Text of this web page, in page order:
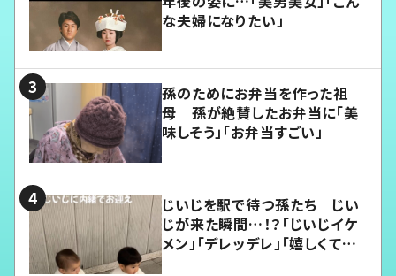
な夫婦になりたい」
孫のためにお弁当を作った祖
母 孫が絶賛したお弁当に「美
味しそう」「お弁当すごい」
じいじを駅で待つ孫たち じい
じが来た瞬間…！？「じいじイケ
メン」「デレッデレ」「嬉しくて可